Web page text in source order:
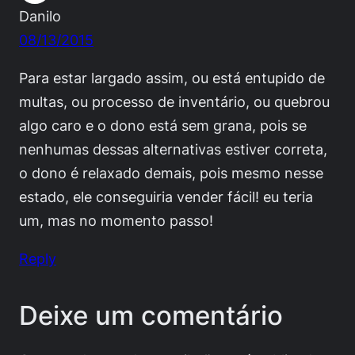
Danilo
08/13/2015
Para estar largado assim, ou está entupido de
multas, ou processo de inventário, ou quebrou
algo caro e o dono está sem grana, pois se
nenhumas dessas alternativas estiver correta,
o dono é relaxado demais, pois mesmo nesse
estado, ele conseguiria vender fácil! eu teria
um, mas no momento passo!
Reply
Deixe um comentário